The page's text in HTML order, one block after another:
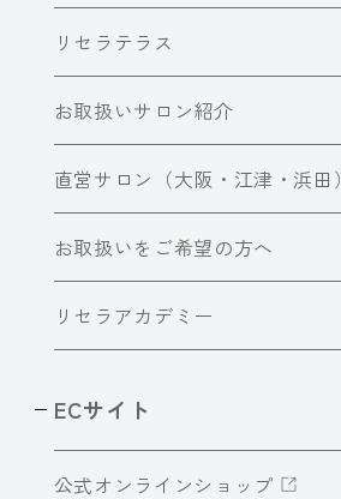
リセラテラス
お取扱いサロン紹介
直営サロン（大阪・江津・浜田）
お取扱いをご希望の方へ
リセラアカデミー
ECサイト
公式オンラインショップ